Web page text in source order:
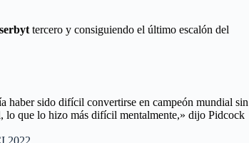
tercero y consiguiendo el último escalón del
haber sido difícil convertirse en campeón mundial sin
lo que lo hizo más difícil mentalmente,» dijo Pidcock